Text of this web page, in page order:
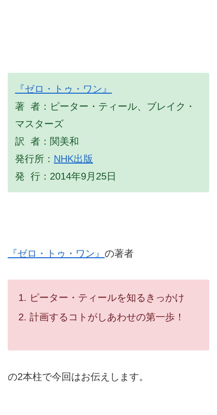
『ゼロ・トゥ・ワン』
著 者：ピーター・ティール、ブレイク・
マスターズ
訳 者：関美和
発行所： NHK出版
発 行：2014年9月25日
『ゼロ・トゥ・ワン』 の著者
ピーター・ティールを知るきっかけ
計画するコトがしあわせの第一歩！
の2本柱で今回はお伝えします。